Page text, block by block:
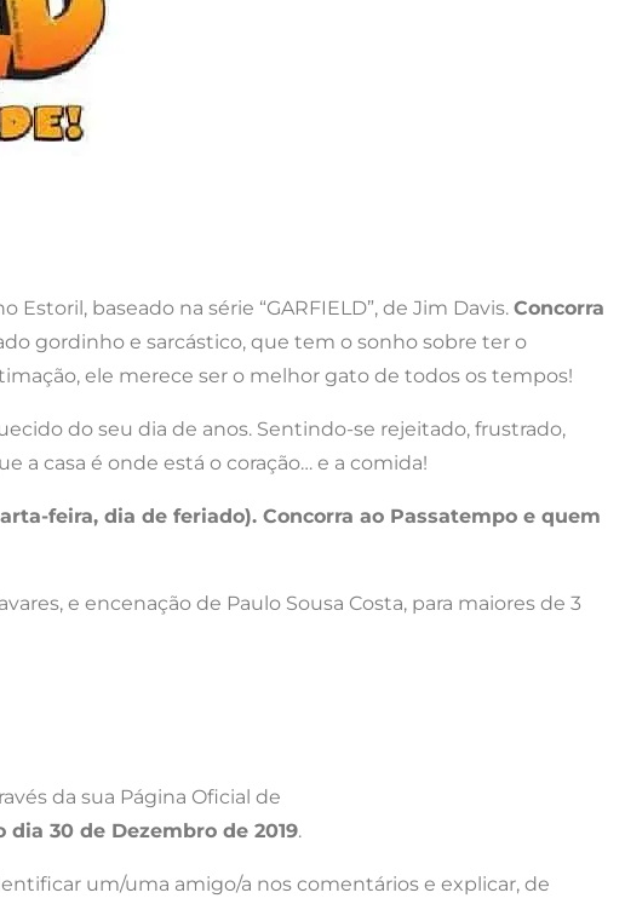
baseado na série “GARFIELD”, de Jim Davis. Concorra
gordinho e sarcástico, que tem o sonho sobre ter o
ele merece ser o melhor gato de todos os tempos!
do seu dia de anos. Sentindo-se rejeitado, frustrado,
a casa é onde está o coração… e a comida!
feira, dia de feriado). Concorra ao Passatempo e quem
e encenação de Paulo Sousa Costa, para maiores de 3
da sua Página Oficial de
dia 30 de Dezembro de 2019.
um/uma amigo/a nos comentários e explicar, de